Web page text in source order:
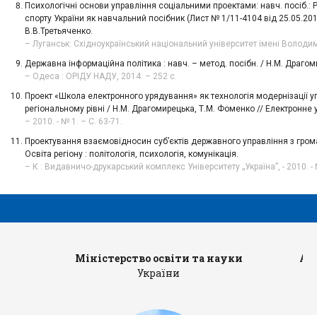
Психологічні основи управління соціальними проектами: навч.
спорту України як навчальний посібник (Лист № 1/11-4104 від
В.В.Третьяченко.
– Луганськ: Східноукраїнський національний університет імені
Державна інформаційна політика : навч. – метод. посібн. / Н.М.
– Одеса : ОРІДУ НАДУ, 2014. – 252 с.
Проект «Школа електронного урядування» як технологія модернізації
регіональному рівні / Н.М. Драгомирецька, Т.М. Фоменко // Електронне
– 2010. - № 1. – С. 63-71.
Проектування взаємовідносин суб’єктів державного управління з
Освіта регіону : політологія, психологія, комунікація.
– К : Видавничо-друкарський комплекс Університету „Україна”, - 2010.
Міністерство освіти та науки
України